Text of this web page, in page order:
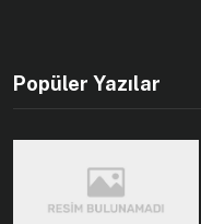
Popüler Yazılar